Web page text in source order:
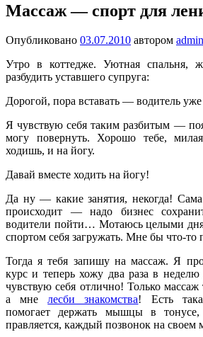
Массаж — спорт для
Опубликовано 03.07.2010 автором admin
Утро в коттедже. Уютная спальня,
разбудить устав­шего супруга:
Дорогой, пора вставать — водитель
Я чувствую себя таким разби­тым —
могу повернуть. Хорошо тебе,
ходишь, и на йогу.
Давай вместе ходить на йогу!
Да ну — какие занятия, некогда!
происходит — надо бизнес
водители пойти… Мотаюсь целыми
спортом себя загружать. Мне бы что-то
Тогда я тебя запишу на массаж. Я
курс и теперь хожу два раза в
чувствую себя отлично! Только
а мнелесби знакомства! Есть
помогает держать мышцы в
правляется, каждый позвонок на своем